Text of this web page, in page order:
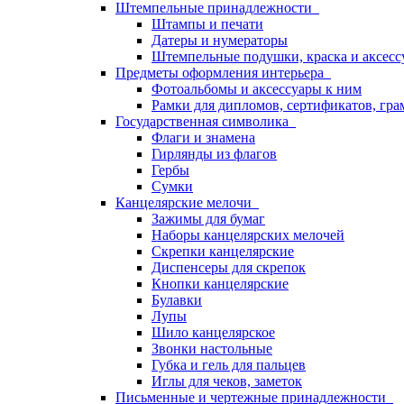
Штемпельные принадлежности
Штампы и печати
Датеры и нумераторы
Штемпельные подушки, краска и
Предметы оформления интерьера
Фотоальбомы и аксессуары к ним
Рамки для дипломов, сертификатов,
Государственная символика
Флаги и знамена
Гирлянды из флагов
Гербы
Сумки
Канцелярские мелочи
Зажимы для бумаг
Наборы канцелярских мелочей
Скрепки канцелярские
Диспенсеры для скрепок
Кнопки канцелярские
Булавки
Лупы
Шило канцелярское
Звонки настольные
Губка и гель для пальцев
Иглы для чеков, заметок
Письменные и чертежные принадлежности